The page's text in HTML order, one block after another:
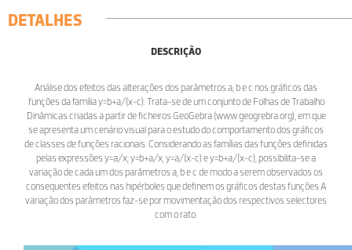
DETALHES
DESCRIÇÃO
Análise dos efeitos das alterações dos parâmetros a, b e c nos gráficos das
funções da família y=b+a/(x-c). Trata-se de um conjunto de Folhas de Trabalho
Dinâmicas criadas a partir de ficheiros GeoGebra (www.geogrebra.org), em que
se apresenta um cenário visual para o estudo do comportamento dos gráficos
de classes de funções racionais. Considerando as famílias das funções definidas
pelas expressões y=a/x; y=b+a/x; y=a/(x-c) e y=b+a/(x-c), possibilita-se a
variação de cada um dos parâmetros a, b e c de modo a serem observados os
consequentes efeitos nas hipérboles que definem os gráficos destas funções.A
variação dos parâmetros faz-se por movimentação dos respectivos selectores
com o rato.